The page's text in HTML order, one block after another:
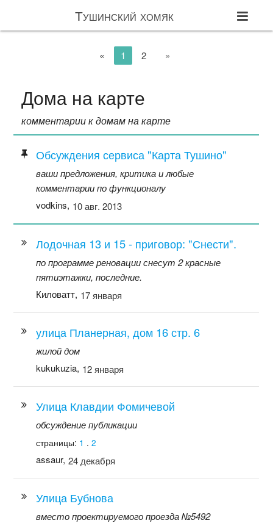
Тушинский хомяк
« 1 2 »
Дома на карте
комментарии к домам на карте
Обсуждения сервиса "Карта Тушино"
ваши предложения, критика и любые
комментарии по функционалу
vodkins, 10 авг. 2013
Лодочная 13 и 15 - приговор: "Снести".
по программе реновации снесут 2 красные
пятиэтажки, последние.
Киловатт, 17 января
улица Планерная, дом 16 стр. 6
жилой дом
kukukuzia, 12 января
Улица Клавдии Фомичевой
обсуждение публикации
страницы: 1 .2
assaur, 24 декабря
Улица Бубнова
вместо проектируемого проезда №5492